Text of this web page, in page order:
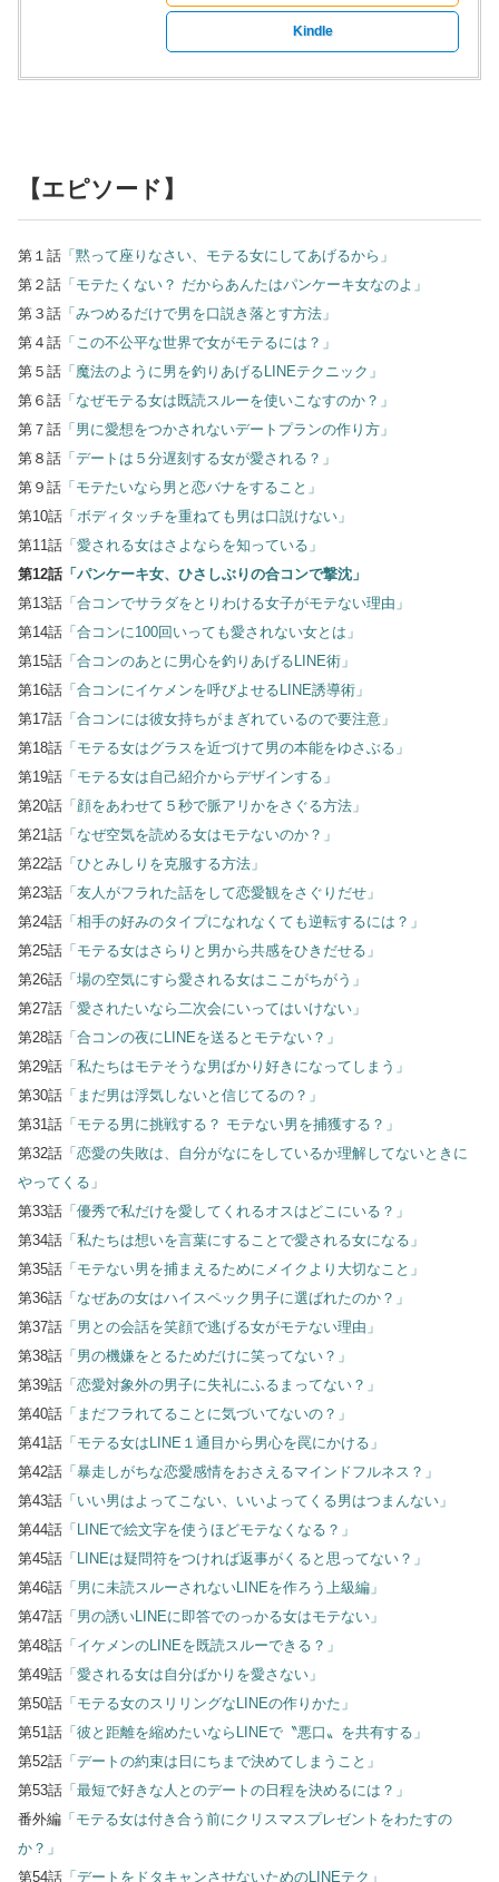
Kindle
【エピソード】
第１話 「黙って座りなさい、モテる女にしてあげるから」
第２話 「モテたくない？ だからあんたはパンケーキ女なのよ」
第３話 「みつめるだけで男を口説き落とす方法」
第４話 「この不公平な世界で女がモテるには？」
第５話 「魔法のように男を釣りあげるLINEテクニック」
第６話 「なぜモテる女は既読スルーを使いこなすのか？」
第７話 「男に愛想をつかされないデートプランの作り方」
第８話 「デートは５分遅刻する女が愛される？」
第９話 「モテたいなら男と恋バナをすること」
第10話 「ボディタッチを重ねても男は口説けない」
第11話 「愛される女はさよならを知っている」
第12話 「パンケーキ女、ひさしぶりの合コンで撃沈」
第13話 「合コンでサラダをとりわける女子がモテない理由」
第14話 「合コンに100回いっても愛されない女とは」
第15話 「合コンのあとに男心を釣りあげるLINE術」
第16話 「合コンにイケメンを呼びよせるLINE誘導術」
第17話 「合コンには彼女持ちがまぎれているので要注意」
第18話 「モテる女はグラスを近づけて男の本能をゆさぶる」
第19話 「モテる女は自己紹介からデザインする」
第20話 「顔をあわせて５秒で脈アリかをさぐる方法」
第21話 「なぜ空気を読める女はモテないのか？」
第22話 「ひとみしりを克服する方法」
第23話 「友人がフラれた話をして恋愛観をさぐりだせ」
第24話 「相手の好みのタイプになれなくても逆転するには？」
第25話 「モテる女はさらりと男から共感をひきだせる」
第26話 「場の空気にすら愛される女はここがちがう」
第27話 「愛されたいなら二次会にいってはいけない」
第28話 「合コンの夜にLINEを送るとモテない？」
第29話 「私たちはモテそうな男ばかり好きになってしまう」
第30話 「まだ男は浮気しないと信じてるの？」
第31話 「モテる男に挑戦する？ モテない男を捕獲する？」
第32話 「恋愛の失敗は、自分がなにをしているか理解してないときに
やってくる」
第33話 「優秀で私だけを愛してくれるオスはどこにいる？」
第34話 「私たちは想いを言葉にすることで愛される女になる」
第35話 「モテない男を捕まえるためにメイクより大切なこと」
第36話 「なぜあの女はハイスペック男子に選ばれたのか？」
第37話 「男との会話を笑顔で逃げる女がモテない理由」
第38話 「男の機嫌をとるためだけに笑ってない？」
第39話 「恋愛対象外の男子に失礼にふるまってない？」
第40話 「まだフラれてることに気づいてないの？」
第41話 「モテる女はLINE１通目から男心を罠にかける」
第42話 「暴走しがちな恋愛感情をおさえるマインドフルネス？」
第43話 「いい男はよってこない、いいよってくる男はつまんない」
第44話 「LINEで絵文字を使うほどモテなくなる？」
第45話 「LINEは疑問符をつければ返事がくると思ってない？」
第46話 「男に未読スルーされないLINEを作ろう上級編」
第47話 「男の誘いLINEに即答でのっかる女はモテない」
第48話 「イケメンのLINEを既読スルーできる？」
第49話 「愛される女は自分ばかりを愛さない」
第50話 「モテる女のスリリングなLINEの作りかた」
第51話 「彼と距離を縮めたいならLINEで〝悪口〟を共有する」
第52話 「デートの約束は日にちまで決めてしまうこと」
第53話 「最短で好きな人とのデートの日程を決めるには？」
番外編 「モテる女は付き合う前にクリスマスプレゼントをわたすの
か？」
第54話 「デートをドタキャンさせないためのLINEテク」